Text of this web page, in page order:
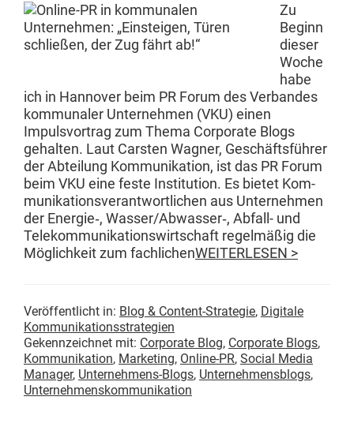
Zu
Beginn
dieser
Woche
habe
ich in Han­nover beim PR Forum des Ver­ban­des
kom­mu­naler Unternehmen (VKU) einen
Impulsvor­trag zum The­ma Cor­po­rate Blogs
gehal­ten. Laut Carsten Wag­n­er, Geschäfts­führer
der Abteilung Kom­mu­nika­tion, ist das PR Forum
beim VKU eine feste Insti­tu­tion. Es bietet Kom­
mu­nika­tionsver­ant­wortlichen aus Unternehmen
der Energie‑, Wasser/Abwasser‑, Abfall- und
Telekom­mu­nika­tion­swirtschaft regelmäßig die
Möglichkeit zum fach­lichenWEITERLESEN >
Veröffentlicht in: Blog & Content-Strategie, Digitale
Kommunikationsstrategien
Gekennzeichnet mit: Corporate Blog, Corporate Blogs,
Kommunikation, Marketing, Online-PR, Social Media
Manager, Unternehmens-Blogs, Unternehmensblogs,
Unternehmenskommunikation